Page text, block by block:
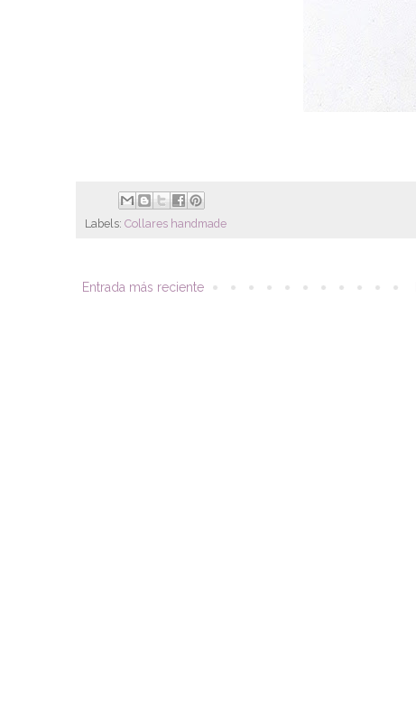
Labels: Collares handmade
Entrada más reciente